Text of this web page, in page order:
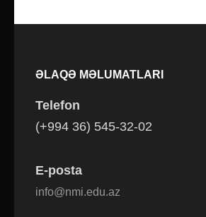
ƏLAQƏ MƏLUMATLARI
Telefon
(+994 36) 545-32-02
E-posta
info@nmi.edu.az